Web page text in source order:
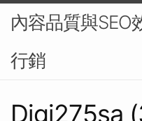
內容品質與SEO
行銷
Digi275sa